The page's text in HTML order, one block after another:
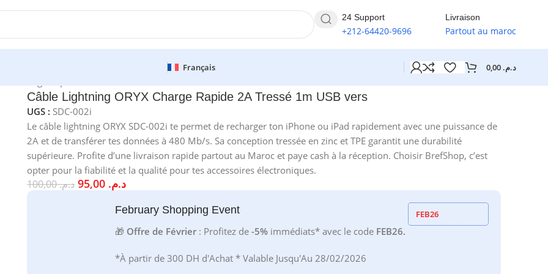
24 Support
+212-64420-9696
Livraison
Partout au maroc
Français د.م.
Câble Lightning ORYX Charge Rapide 2A Tressé 1m USB vers
UGS : SDC-002i
Le câble lightning ORYX SDC-002i te permet de recharger ton iPhone ou iPad rapidement avec une puissance de
2A et de transférer tes données à 480 Mb/s. Sa conception tressée en zinc et TPE garantit une durabilité
supérieure. Profite d’une livraison rapide partout au Maroc et paye cash à la réception. Choisir BrefShop, c’est
opter pour la fiabilité et la qualité pour tes accessoires électroniques.
د.م.100,00 د.م.
February Shopping Event
🎁 Offre de Février : Profitez de-5% immédiats* avec le code FEB26.
*À partir de 300 DH d'Achat * Valable Jusqu'Au 28/02/2026
FEB26